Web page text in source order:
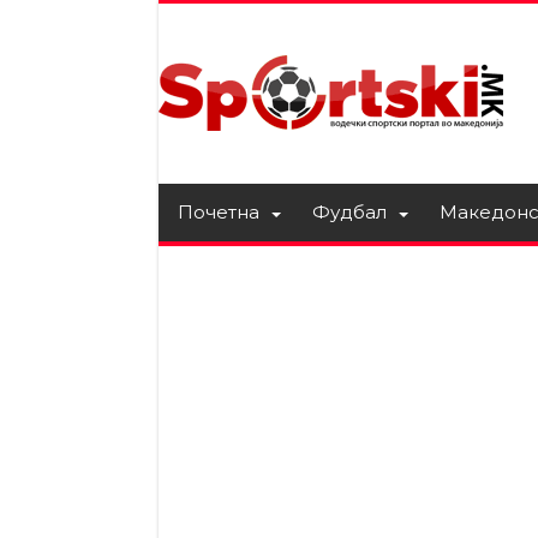
Почетна Фудбал